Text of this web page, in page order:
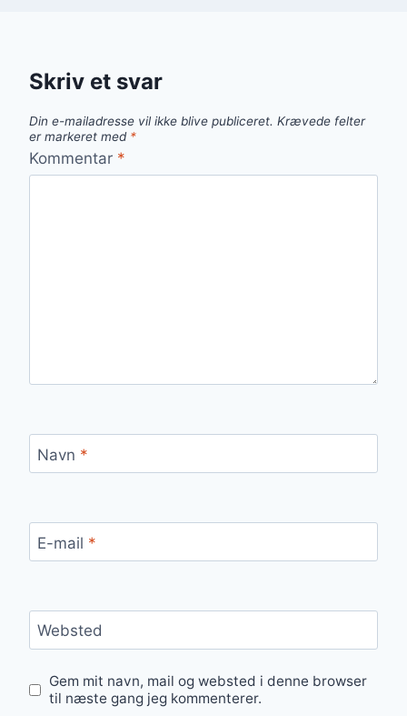
Skriv et svar
Din e-mailadresse vil ikke blive publiceret. Krævede felter
er markeret med *
Kommentar *
Navn *
E-mail *
Websted
Gem mit navn, mail og websted i denne browser
til næste gang jeg kommenterer.